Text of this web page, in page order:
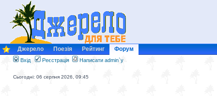
Джерело Поезія Рейтинг Форум
Вхід Реєстрація Написати admin`у
Сьогодні: 06 серпня 2026, 09:45